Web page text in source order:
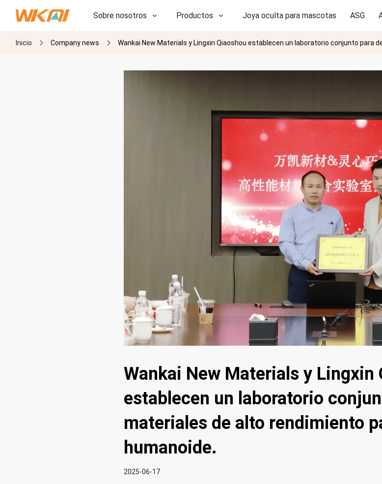
Sobre nosotros Productos Joya oculta para mascotas ASG
I+D
Inicio Company news Wankai New Materials y Lingxin Qiaoshou establecen un laboratorio conjunto para
Wankai New Materials y Lingxin
establecen un laboratorio
materiales de alto rendimiento
humanoide.
2025-06-17